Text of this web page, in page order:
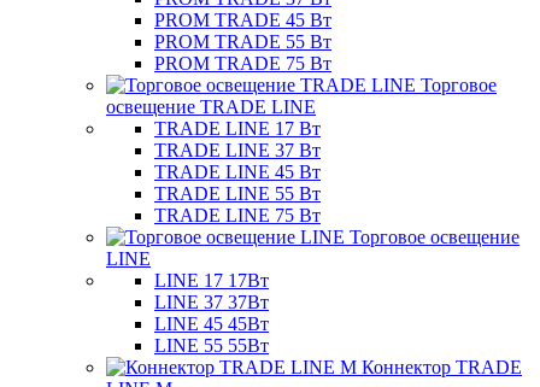
PROM TRADE 45 Вт
PROM TRADE 55 Вт
PROM TRADE 75 Вт
Торговое
освещение TRADE LINE
TRADE LINE 17 Вт
TRADE LINE 37 Вт
TRADE LINE 45 Вт
TRADE LINE 55 Вт
TRADE LINE 75 Вт
Торговое освещение
LINE
LINE 17 17Вт
LINE 37 37Вт
LINE 45 45Вт
LINE 55 55Вт
Коннектор TRADE